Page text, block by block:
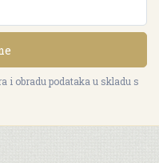
i obradu podataka u skladu s